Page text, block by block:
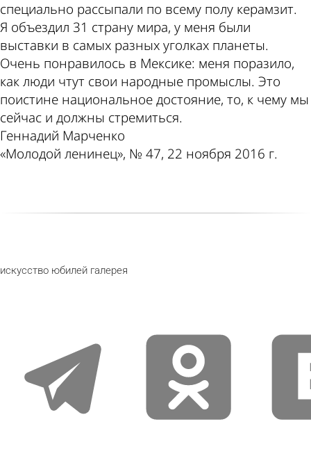
специально рассыпали по всему полу керамзит.
Я объездил 31 страну мира, у меня были
выставки в самых разных уголках планеты.
Очень понравилось в Мексике: меня поразило,
как люди чтут свои народные промыслы. Это
поистине национальное достояние, то, к чему мы
сейчас и должны стремиться.
Геннадий Марченко
«Молодой ленинец», № 47, 22 ноября 2016 г.
искусство юбилей галерея
odnoklassniki